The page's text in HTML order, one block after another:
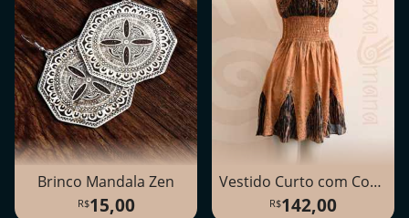
Brinco Mandala Zen
15,00
Vestido Curto com Cordel
142,00